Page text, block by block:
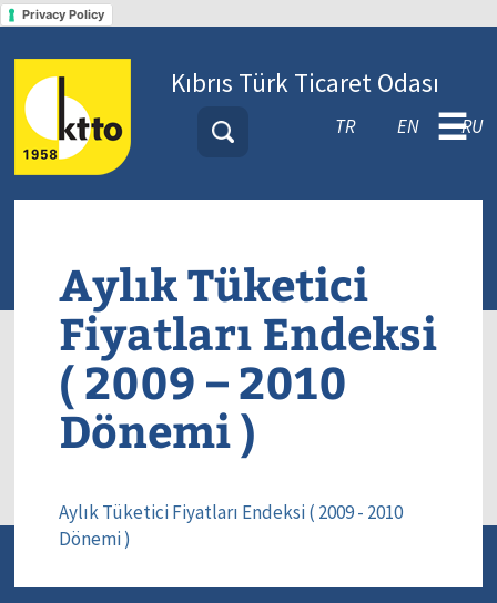
Privacy Policy
Kıbrıs Türk Ticaret Odası
TR EN RU
☰
Aylık Tüketici
Fiyatları Endeksi
( 2009 – 2010
Dönemi )
Aylık Tüketici Fiyatları Endeksi ( 2009 - 2010
Dönemi )